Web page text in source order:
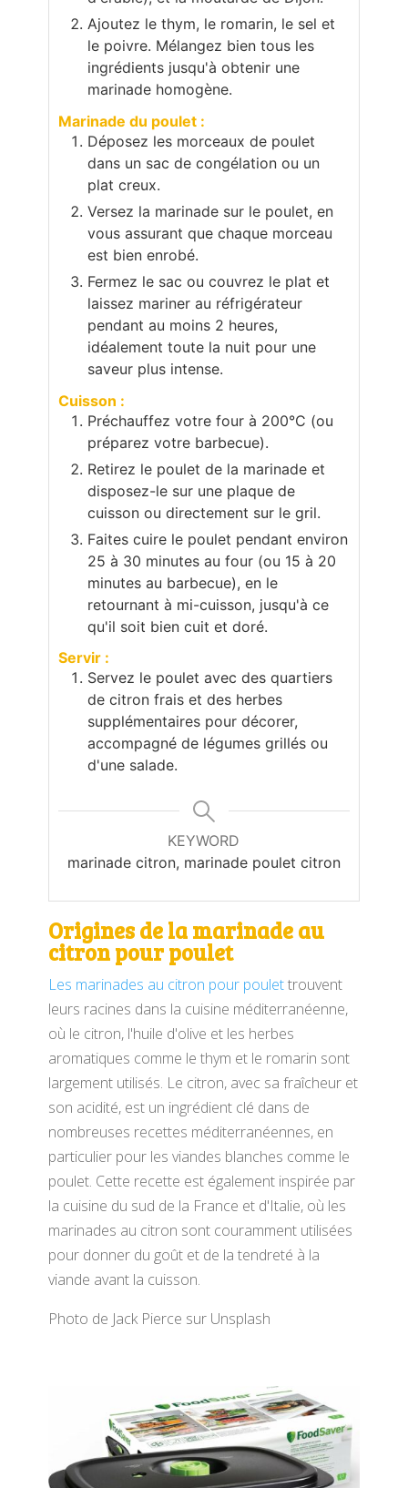
Ajoutez le thym, le romarin, le sel et
le poivre. Mélangez bien tous les
ingrédients jusqu'à obtenir une
marinade homogène.
Marinade du poulet :
Déposez les morceaux de poulet
dans un sac de congélation ou un
plat creux.
Versez la marinade sur le poulet, en
vous assurant que chaque morceau
est bien enrobé.
Fermez le sac ou couvrez le plat et
laissez mariner au réfrigérateur
pendant au moins 2 heures,
idéalement toute la nuit pour une
saveur plus intense.
Cuisson :
Préchauffez votre four à 200°C (ou
préparez votre barbecue).
Retirez le poulet de la marinade et
disposez-le sur une plaque de
cuisson ou directement sur le gril.
Faites cuire le poulet pendant environ
25 à 30 minutes au four (ou 15 à 20
minutes au barbecue), en le
retournant à mi-cuisson, jusqu'à ce
qu'il soit bien cuit et doré.
Servir :
Servez le poulet avec des quartiers
de citron frais et des herbes
supplémentaires pour décorer,
accompagné de légumes grillés ou
d'une salade.
KEYWORD
marinade citron, marinade poulet citron
Origines de la marinadeau
citronpour poulet
Les marinades au citron pour poulettrouvent
leurs racines dans la cuisine méditerranéenne,
où le citron, l'huile d'olive et les herbes
aromatiques comme le thym et le romarin sont
largement utilisés. Le citron, avec sa fraîcheur et
son acidité, est un ingrédient clé dans de
nombreuses recettes méditerranéennes, en
particulier pour les viandes blanches comme le
poulet. Cette recette est également inspirée par
la cuisine du sud de la France et d'Italie, où les
marinades au citron sont couramment utilisées
pour donner du goût et de la tendreté à la
viande avant la cuisson.
Photo de Jack Pierce sur Unsplash